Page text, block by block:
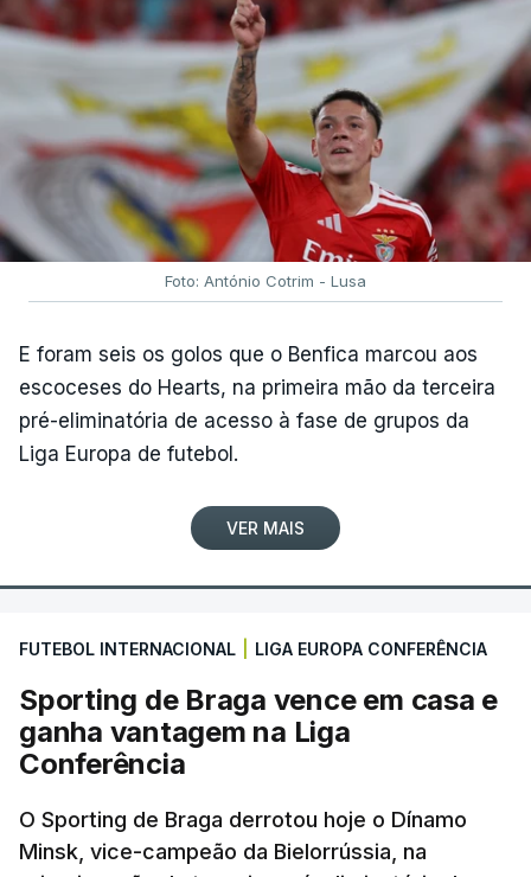
Foto: António Cotrim - Lusa
E foram seis os golos que o Benfica marcou aos
escoceses do Hearts, na primeira mão da terceira
pré-eliminatória de acesso à fase de grupos da
Liga Europa de futebol.
VER MAIS
FUTEBOL INTERNACIONAL LIGA EUROPA CONFERÊNCIA
Sporting de Braga vence em casa e
ganha vantagem na Liga
Conferência
O Sporting de Braga derrotou hoje o Dínamo
Minsk, vice-campeão da Bielorrússia, na